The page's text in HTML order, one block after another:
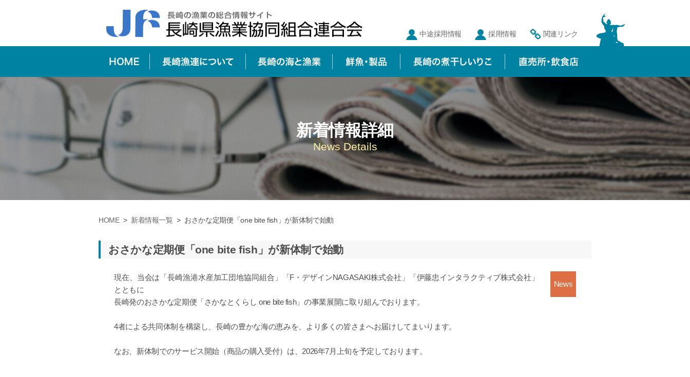
関連リンク
採用情報
中途採用情報
組織概要
事業案内
構成図
事業所一覧 県下漁協一覧
漁法について
漁業生産量
漁師になるには
養殖魚
貝類・その他
冷凍加工品
製品加工品
煮干が出来るまで
煮干の種類
栄養成分
おいしいダシの取り方
新着情報詳細
News Details
HOME> 新着情報一覧 > おさかな定期便「one bite fish」が新体制で始動
おさかな定期便「one bite fish」が新体制で始動
News
現在、当会は「長崎漁港水産加工団地協同組合」「F・デザインNAGASAKI株式会社」「伊藤忠インタラクティブ株式会社」
とともに
長崎発のおさかな定期便「さかなとくらし one bite fish」の事業展開に取り組んでおります。
4者による共同体制を構築し、長崎の豊かな海の恵みを、より多くの皆さまへお届けしてまいります。
なお、新体制でのサービス開始（商品の購入受付）は、2026年7月上旬を予定しております。